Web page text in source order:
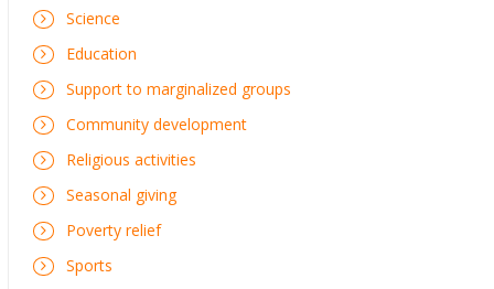
Science
Education
Support to marginalized groups
Community development
Religious activities
Seasonal giving
Poverty relief
Sports